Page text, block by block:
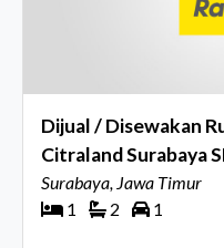
Dijual / Disewakan
Citraland Surabaya
lokasi dekat DANSU
Surabaya, Jawa Timur
1
2 1